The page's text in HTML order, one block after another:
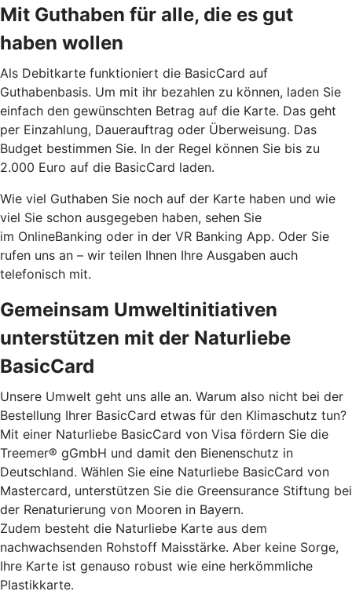
Mit Guthaben für alle, die es gut
haben wollen
Als Debitkarte funktioniert die BasicCard auf
Guthabenbasis. Um mit ihr bezahlen zu können, laden Sie
einfach den gewünschten Betrag auf die Karte. Das geht
per Einzahlung, Dauerauftrag oder Überweisung. Das
Budget bestimmen Sie. In der Regel können Sie bis zu
2.000 Euro auf die BasicCard laden.
Wie viel Guthaben Sie noch auf der Karte haben und wie
viel Sie schon ausgegeben haben, sehen Sie
im OnlineBanking oder in der VR Banking App. Oder Sie
rufen uns an – wir teilen Ihnen Ihre Ausgaben auch
telefonisch mit.
Gemeinsam Umweltinitiativen
unterstützen mit der Naturliebe
BasicCard
Unsere Umwelt geht uns alle an. Warum also nicht bei der
Bestellung Ihrer BasicCard etwas für den Klimaschutz tun?
Mit einer Naturliebe BasicCard von Visa fördern Sie die
Treemer® gGmbH und damit den Bienenschutz in
Deutschland. Wählen Sie eine Naturliebe BasicCard von
Mastercard, unterstützen Sie die Greensurance Stiftung bei
der Renaturierung von Mooren in Bayern.
Zudem besteht die Naturliebe Karte aus dem
nachwachsenden Rohstoff Maisstärke. Aber keine Sorge,
Ihre Karte ist genauso robust wie eine herkömmliche
Plastikkarte.